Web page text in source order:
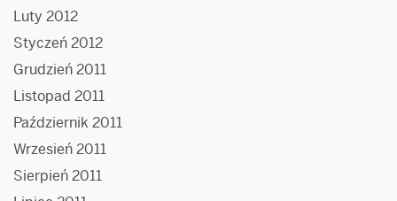
Luty 2012
Styczeń 2012
Grudzień 2011
Listopad 2011
Październik 2011
Wrzesień 2011
Sierpień 2011